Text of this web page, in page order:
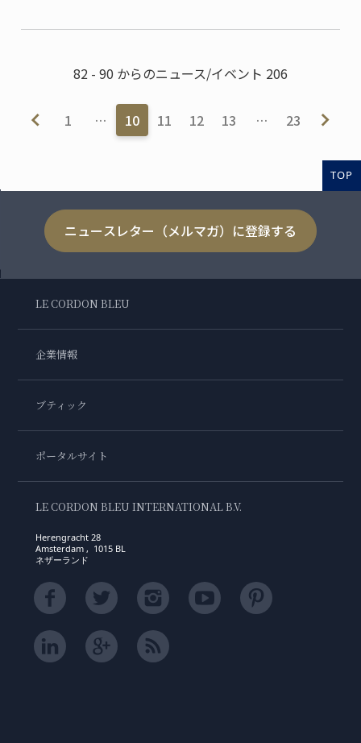
82 - 90 からのニュース/イベント 206
1 … 10 11 12 13 … 23
TOP
ニュースレター（メルマガ）に登録する
LE CORDON BLEU
企業情報
ブティック
ポータルサイト
LE CORDON BLEU INTERNATIONAL B.V.
Herengracht 28
Amsterdam , 1015 BL
ネザーランド